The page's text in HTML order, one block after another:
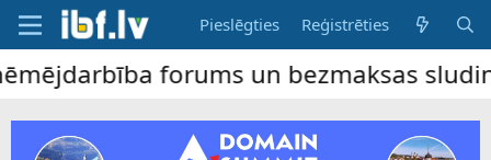
Pieslēgties Reģistrēties
forums un bezmaksas